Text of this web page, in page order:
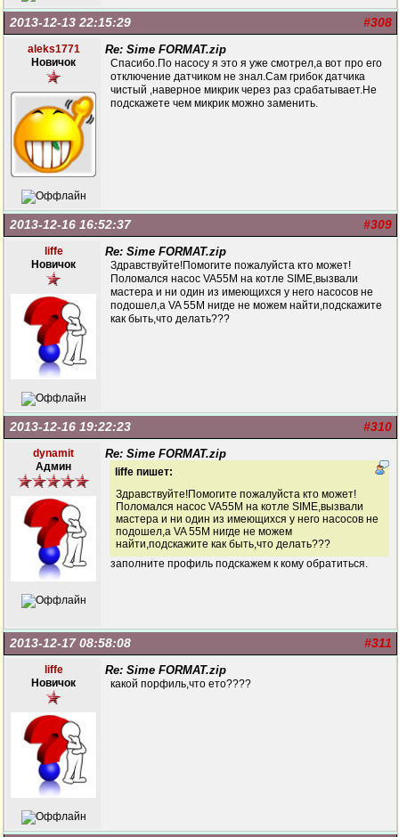
#308
2013-12-13 22:15:29
aleks1771
Новичок
Re: Sime FORMAT.zip
Спасибо.По насосу я это я уже смотрел,а вот про его
отключение датчиком не знал.Сам грибок датчика
чистый ,наверное микрик через раз срабатывает.Не
подскажете чем микрик можно заменить.
#309
2013-12-16 16:52:37
liffe
Новичок
Re: Sime FORMAT.zip
Здравствуйте!Помогите пожалуйста кто может!
Поломался насос VA55M на котле SIME,вызвали
мастера и ни один из имеющихся у него насосов не
подошел,а VA 55M нигде не можем найти,подскажите
как быть,что делать???
#310
2013-12-16 19:22:23
dynamit
Админ
Re: Sime FORMAT.zip
liffe пишет:
Здравствуйте!Помогите пожалуйста кто может!
Поломался насос VA55M на котле SIME,вызвали
мастера и ни один из имеющихся у него насосов не
подошел,а VA 55M нигде не можем
найти,подскажите как быть,что делать???
заполните профиль подскажем к кому обратиться.
#311
2013-12-17 08:58:08
liffe
Новичок
Re: Sime FORMAT.zip
какой порфиль,что ето????